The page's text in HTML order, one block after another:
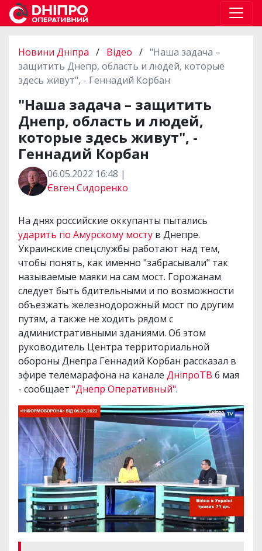
Новини Дніпра / Відео / "Наша задача –
защитить Днепр, область и людей, которые
здесь живут", - Геннадий Корбан
"Наша задача – защитить
Днепр, область и людей,
которые здесь живут", -
Геннадий Корбан
06.05.2022 16:48 |
Євген Сидоренко
На днях российские оккупанты пытались
ударить по Амурскому мосту в Днепре.
Украинские спецслужбы работают над тем,
чтобы понять, как именно "забрасывали" так
называемые маяки на сам мост. Горожанам
следует быть бдительными и по возможности
объезжать железнодорожный мост по другим
путям, а также не ходить рядом с
административными зданиями. Об этом
руководитель Центра территориальной
обороны Днепра Геннадий Корбан рассказал в
эфире телемарафона на канале ДніпроТВ 6 мая
- сообщает "Днепр Оперативный".